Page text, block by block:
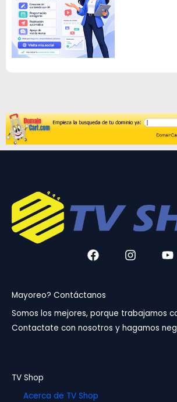
F
a
b
o
o
k
I
n
g
r
a
Y
o
b
e
Mayoreo? Contáctanos
Somos los mejores, porque trabajamos
Contactate con nosotros y hagamos
TV Shop
Acerca de TV Shop